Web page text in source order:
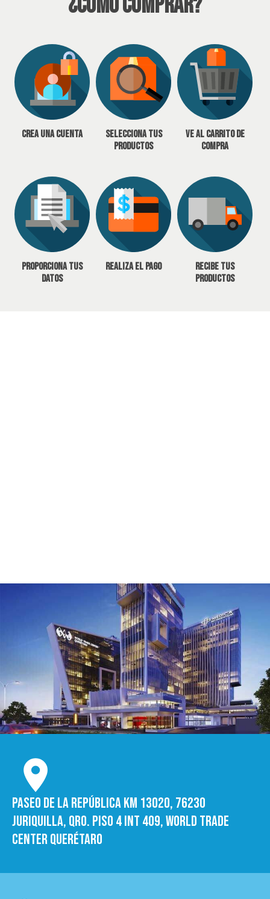
Crea una cuenta
Selecciona tus
productos
Ve al carrito de
compra
Proporciona tus
datos
Realiza el pago
Recibe tus
productos
Paseo de la República Km 13020, 76230
Juriquilla, Qro. Piso 4 int 409, World trade
Center Querétaro